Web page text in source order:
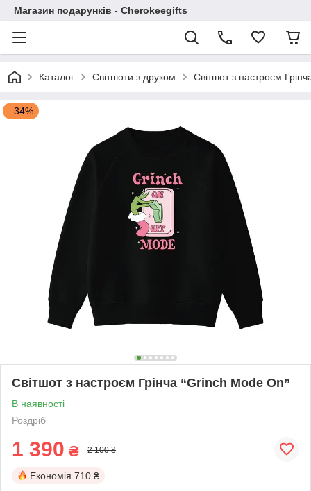
Магазин подарунків - Cherokeegifts
Каталог Світшоти з друком Світшот з настроєм
–34%
Світшот з настроєм Грінча “Grinch Mode On”
В наявності
Роздріб
1 390 ₴ 2 100 ₴
Економія 710 ₴